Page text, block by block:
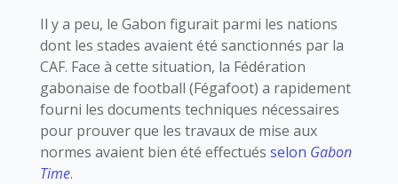
Il y a peu, le Gabon figurait parmi les nations
dont les stades avaient été sanctionnés par la
CAF. Face à cette situation, la Fédération
gabonaise de football (Fégafoot) a rapidement
fourni les documents techniques nécessaires
pour prouver que les travaux de mise aux
normes avaient bien été effectués selon Gabon
Time.